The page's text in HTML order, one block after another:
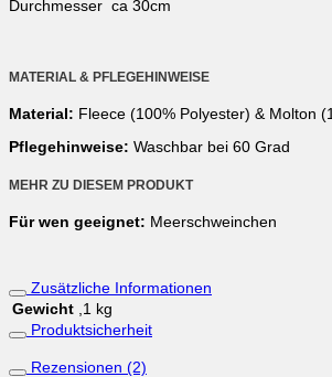
Durchmesser ca 30cm
MATERIAL & PFLEGEHINWEISE
Material: Fleece (100% Polyester) & Molton
Pflegehinweise: Waschbar bei 60 Grad
MEHR ZU DIESEM PRODUKT
Für wen geeignet: Meerschweinchen
Zusätzliche Informationen
Gewicht ,1 kg
Produktsicherheit
Rezensionen (2)